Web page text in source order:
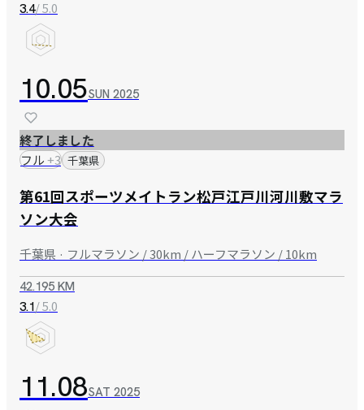
3.4/ 5.0
10.05SUN 2025
終了しました
フル+3 千葉県
第61回スポーツメイトラン松戸江戸川河川敷マラ
ソン大会
千葉県 · フルマラソン / 30km / ハーフマラソン / 10km
42.195 KM
3.1/ 5.0
11.08SAT 2025